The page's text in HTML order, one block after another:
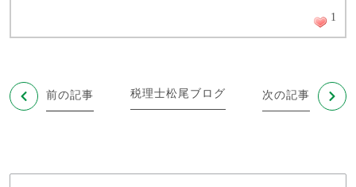
1
前の記事 次の記事
税理士松尾ブログ